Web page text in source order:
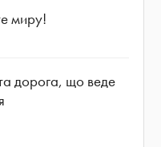
миру!
дорога, що веде